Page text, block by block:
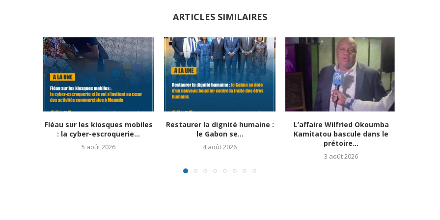
ARTICLES SIMILAIRES
Fléau sur les kiosques mobiles
: la cyber-escroquerie...
5 août 2026
Restaurer la dignité humaine :
le Gabon se...
4 août 2026
L’affaire Wilfried Okoumba
Kamitatou bascule dans le
prétoire...
3 août 2026
Social :